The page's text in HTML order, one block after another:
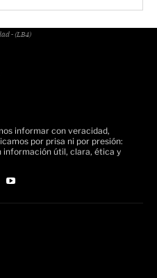
- (LB4)
informar con veracidad,
por prisa ni por presión:
información útil, clara, ética y